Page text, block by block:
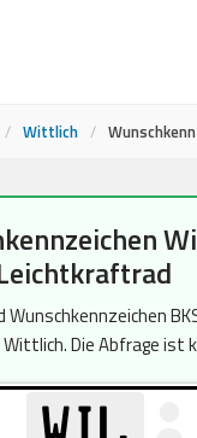
/ Wittlich /
Die Abfrage ist